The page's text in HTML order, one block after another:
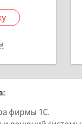
фирмы 1С.